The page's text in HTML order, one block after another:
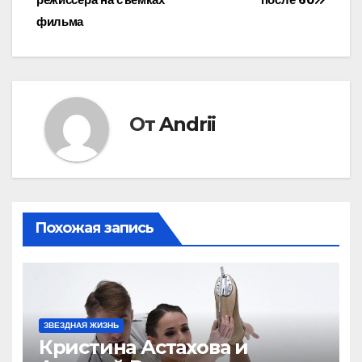
фильма
ОтAndrii
Похожая запись
ЗВЕЗДНАЯ ЖИЗНЬ
Кристина Астахова и